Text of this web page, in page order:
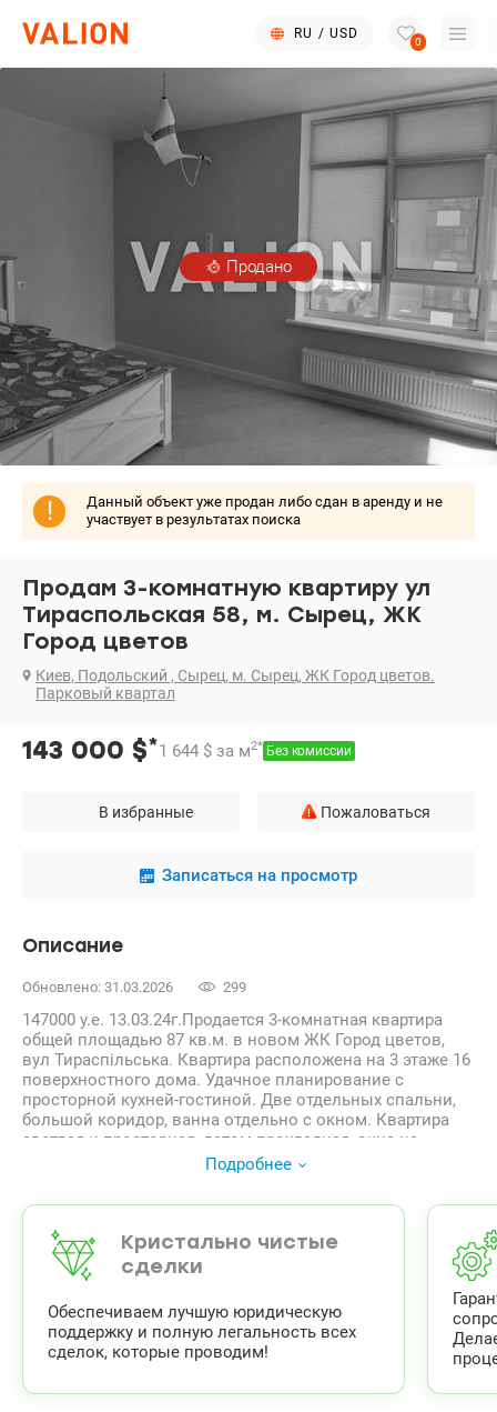
RU / USD
0
Продано
!
Данный объект уже продан либо сдан в аренду и не
участвует в результатах поиска
Продам 3-комнатную квартиру ул
Тираспольская 58, м. Сырец, ЖК
Город цветов
Киев, Подольский , Сырец, м. Сырец, ЖК Город цветов.
Парковый квартал
143 000 $*1 644 $ за м2* Без комиссии
В избранные Пожаловаться
Записаться на просмотр
Описание
Обновлено: 31.03.2026 299
147000 у.е. 13.03.24г.Продается 3-комнатная квартира
общей площадью 87 кв.м. в новом ЖК Город цветов,
вул Тираспільська. Квартира расположена на 3 этаже 16
поверхностного дома. Удачное планирование с
просторной кухней-гостиной. Две отдельных спальни,
большой коридор, ванна отдельно с окном. Квартира
светлая и просторная, летом прохладная, окна на
северный запад. Продается с ремонтом мебелью и
ЖК Город цветов, новый современный комплекс в
экологически чистой части города, Сирецький
дендрологический парк и Сирецький роща, в пешей
доступности до 10-15 хв, рядом есть детские садики и
школы, специализированные заведения (Детская
школа искусств ім.С.Турчака, Детско-юношеская
футбольная школа Динамо им. В. Лобановского, Детско-
юношеская школа олимпийского резерва). Территория
закрыта, охраняется, красиво озеленнена и оснащена
детскими и спортивными площадками. На теритріі есть
большой супермаркет Фора и небольшие продуктовые
Подробнее
Кристально чистые
сделки
Обеспечиваем лучшую юридическую
поддержку и полную легальность всех
сделок, которые проводим!